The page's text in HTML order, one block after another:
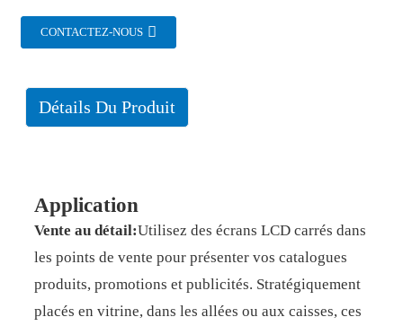
CONTACTEZ-NOUS
Détails Du Produit
Application
Vente au détail:Utilisez des écrans LCD carrés dans
les points de vente pour présenter vos catalogues
produits, promotions et publicités. Stratégiquement
placés en vitrine, dans les allées ou aux caisses, ces